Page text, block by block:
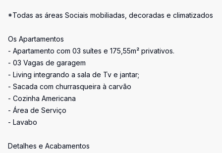
*Todas as áreas Sociais mobiliadas, decoradas e climatizados
Os Apartamentos
- Apartamento com 03 suítes e 175,55m² privativos.
- 03 Vagas de garagem
- Living integrando a sala de Tv e jantar;
- Sacada com churrasqueira à carvão
- Cozinha Americana
- Área de Serviço
- Lavabo
Detalhes e Acabamentos